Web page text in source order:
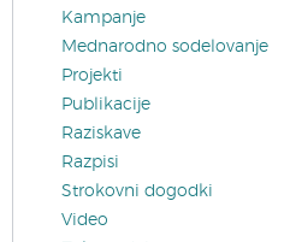
Kampanje
Mednarodno sodelovanje
Projekti
Publikacije
Raziskave
Razpisi
Strokovni dogodki
Video